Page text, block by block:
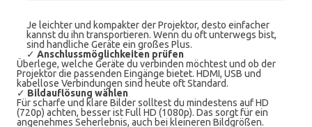
Je leichter und kompakter der Projektor, desto einfacher
kannst du ihn transportieren. Wenn du oft unterwegs bist,
sind handliche Geräte ein großes Plus.
✓ Anschlussmöglichkeiten prüfen
Überlege, welche Geräte du verbinden möchtest und ob der
Projektor die passenden Eingänge bietet. HDMI, USB und
kabellose Verbindungen sind heute oft Standard.
✓ Bildauflösung wählen
Für scharfe und klare Bilder solltest du mindestens auf HD
(720p) achten, besser ist Full HD (1080p). Das sorgt für ein
angenehmes Seherlebnis, auch bei kleineren Bildgrößen.